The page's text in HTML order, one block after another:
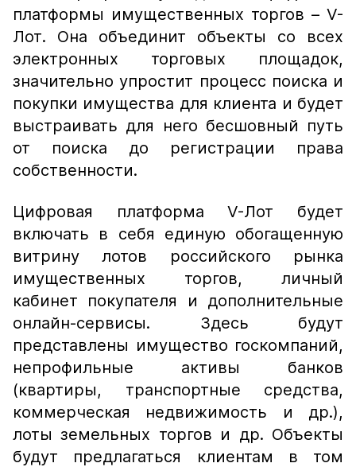
платформы имущественных торгов – V-
Лот. Она объединит объекты со всех
электронных торговых площадок,
значительно упростит процесс поиска и
покупки имущества для клиента и будет
выстраивать для него бесшовный путь
от поиска до регистрации права
собственности.
Цифровая платформа V-Лот будет
включать в себя единую обогащенную
витрину лотов российского рынка
имущественных торгов, личный
кабинет покупателя и дополнительные
онлайн-сервисы. Здесь будут
представлены имущество госкомпаний,
непрофильные активы банков
(квартиры, транспортные средства,
коммерческая недвижимость и др.),
лоты земельных торгов и др. Объекты
будут предлагаться клиентам в том